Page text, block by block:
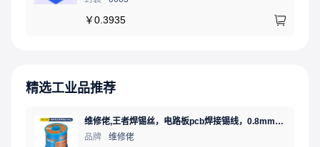
￥0.3935
精选工业品推荐
维修佬,王者焊锡丝，电路板pcb焊接锡线，0.8mm800g,1个
品牌
维修佬